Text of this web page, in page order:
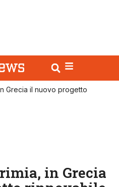
Grecia il nuovo progetto
in Grecia